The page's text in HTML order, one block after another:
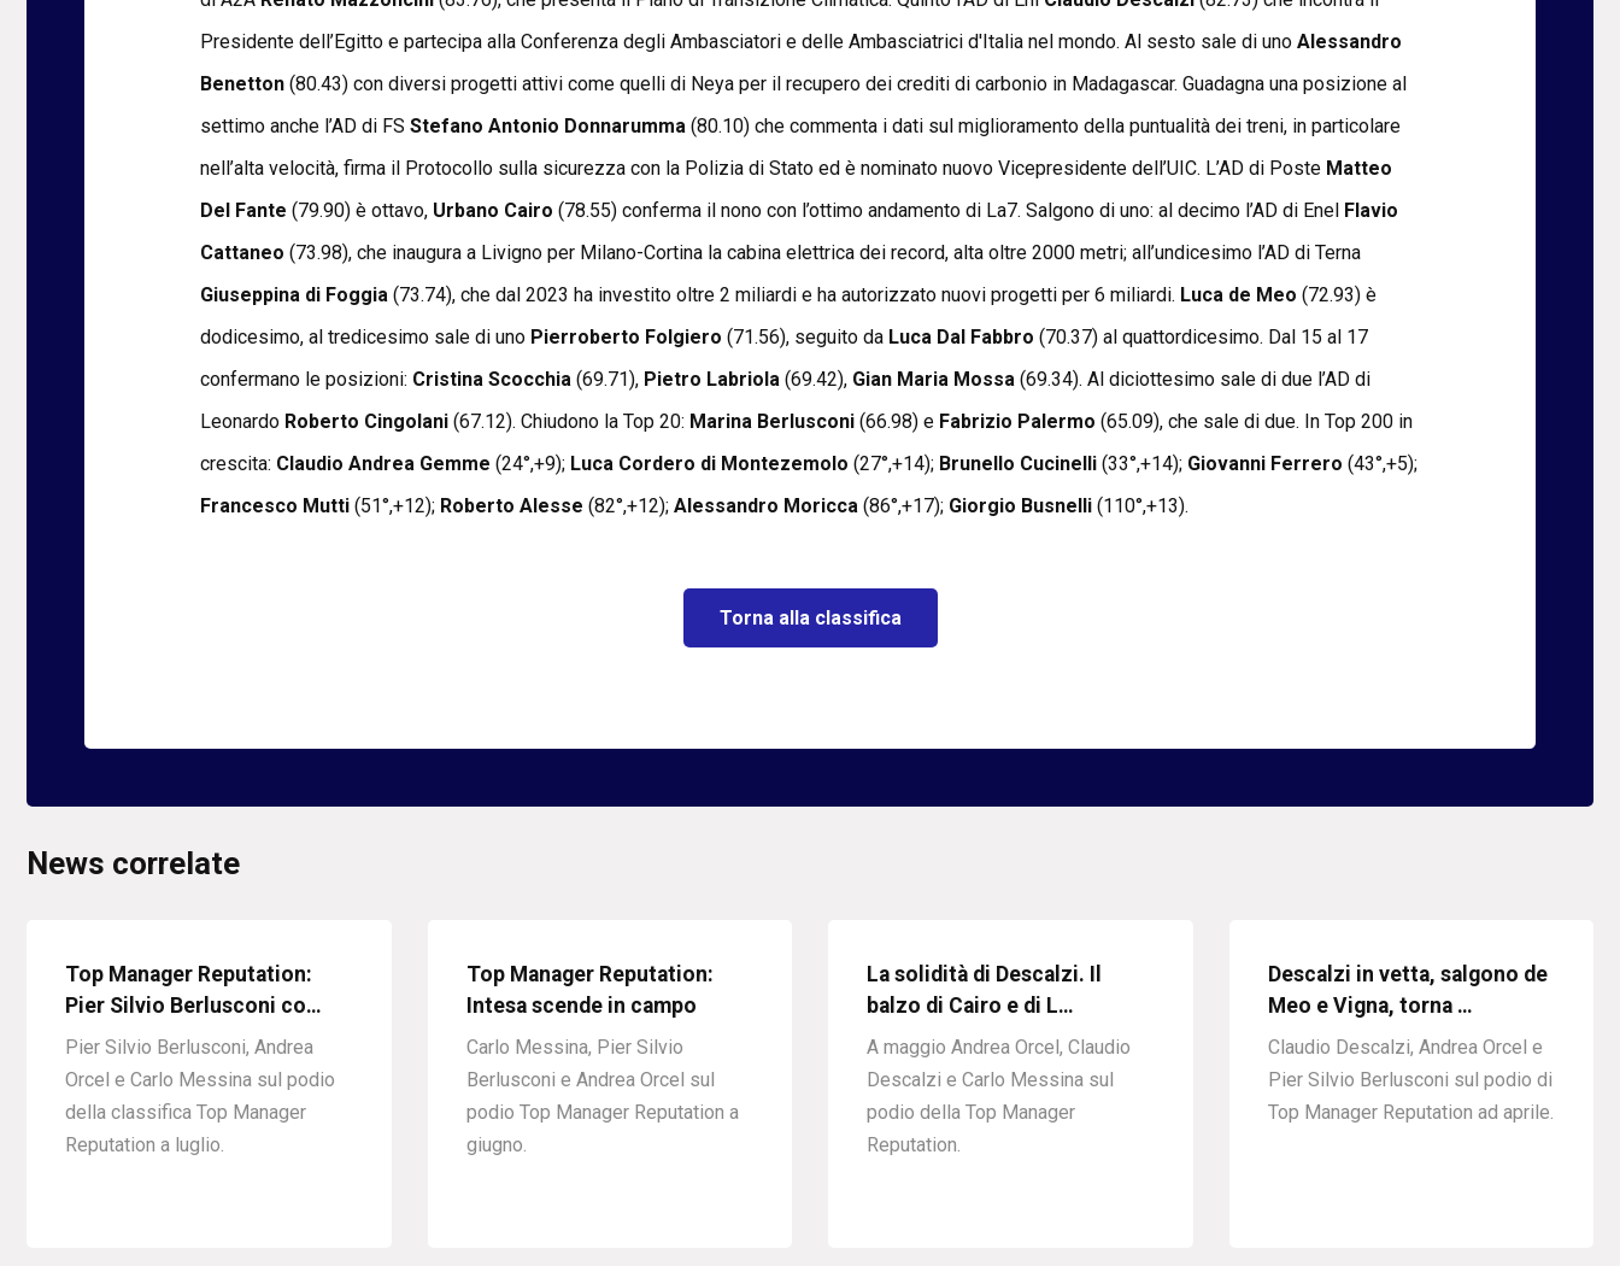
Presidente dell’Egitto e partecipa alla Conferenza degli Ambasciatori e delle Ambasciatrici d'Italia nel mondo. Al sesto sale di uno Alessandro
Benetton (80.43) con diversi progetti attivi come quelli di Neya per il recupero dei crediti di carbonio in Madagascar. Guadagna una posizione al
settimo anche l’AD di FS Stefano Antonio Donnarumma (80.10) che commenta i dati sul miglioramento della puntualità dei treni, in particolare
nell’alta velocità, firma il Protocollo sulla sicurezza con la Polizia di Stato ed è nominato nuovo Vicepresidente dell’UIC. L’AD di Poste Matteo
Del Fante (79.90) è ottavo, Urbano Cairo (78.55) conferma il nono con l’ottimo andamento di La7. Salgono di uno: al decimo l’AD di Enel Flavio
Cattaneo (73.98), che inaugura a Livigno per Milano-Cortina la cabina elettrica dei record, alta oltre 2000 metri; all’undicesimo l’AD di Terna
Giuseppina di Foggia (73.74), che dal 2023 ha investito oltre 2 miliardi e ha autorizzato nuovi progetti per 6 miliardi. Luca de Meo (72.93) è
dodicesimo, al tredicesimo sale di uno Pierroberto Folgiero (71.56), seguito da Luca Dal Fabbro (70.37) al quattordicesimo. Dal 15 al 17
confermano le posizioni: Cristina Scocchia (69.71), Pietro Labriola (69.42), Gian Maria Mossa (69.34). Al diciottesimo sale di due l’AD di
Leonardo Roberto Cingolani (67.12). Chiudono la Top 20: Marina Berlusconi (66.98) e Fabrizio Palermo (65.09), che sale di due. In Top 200 in
crescita: Claudio Andrea Gemme (24°,+9); Luca Cordero di Montezemolo (27°,+14); Brunello Cucinelli (33°,+14); Giovanni Ferrero (43°,+5);
Francesco Mutti (51°,+12); Roberto Alesse (82°,+12); Alessandro Moricca (86°,+17); Giorgio Busnelli (110°,+13).
Torna alla classifica
News correlate
Top Manager Reputation:
Pier Silvio Berlusconi co…
Pier Silvio Berlusconi, Andrea
Orcel e Carlo Messina sul podio
della classifica Top Manager
Reputation a luglio.
Top Manager Reputation:
Intesa scende in campo
Carlo Messina, Pier Silvio
Berlusconi e Andrea Orcel sul
podio Top Manager Reputation a
giugno.
La solidità di Descalzi. Il
balzo di Cairo e di L…
A maggio Andrea Orcel, Claudio
Descalzi e Carlo Messina sul
podio della Top Manager
Reputation.
Descalzi in vetta, salgono de
Meo e Vigna, torna …
Claudio Descalzi, Andrea Orcel e
Pier Silvio Berlusconi sul podio di
Top Manager Reputation ad aprile.